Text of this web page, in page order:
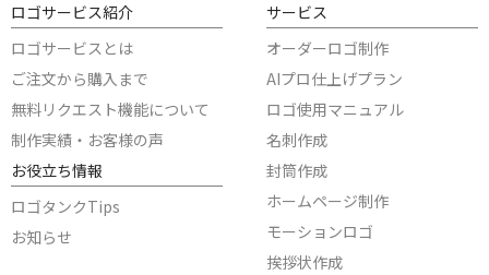
ロゴサービス紹介
ロゴサービスとは
ご注文から購入まで
無料リクエスト機能について
制作実績・お客様の声
お役立ち情報
ロゴタンクTips
お知らせ
サービス
オーダーロゴ制作
AIプロ仕上げプラン
ロゴ使用マニュアル
名刺作成
封筒作成
ホームページ制作
モーションロゴ
挨拶状作成